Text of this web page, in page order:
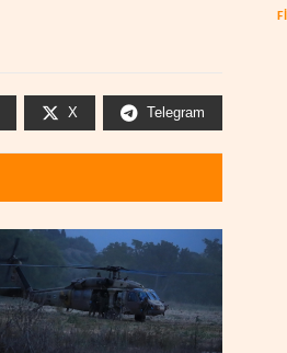
X Telegram